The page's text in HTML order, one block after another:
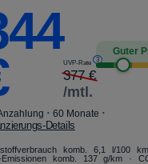
UVP-Rate 3
377€
/mtl.
Guter
· 60 Monate ·
Details
komb. 6,1 l/100
Emissionen komb. 137 g/km ·